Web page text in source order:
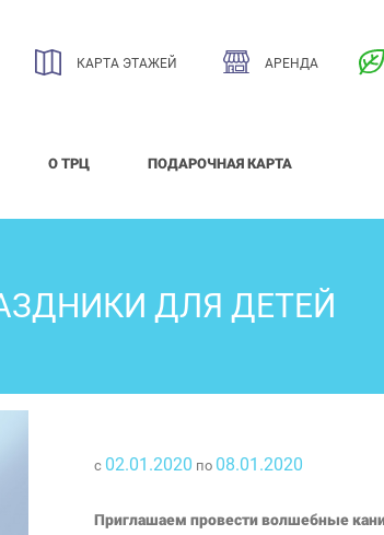
КАРТА ЭТАЖЕЙ АРЕНДА
О ТРЦ ПОДАРОЧНАЯ КАРТА
ДЛЯ ДЕТЕЙ
с 02.01.2020 по 08.01.2020
Приглашаем провести волшебные